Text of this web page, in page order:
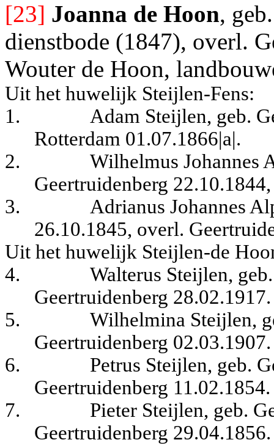
[23] Joanna de Hoon,
dienstbode (1847), overl.
Wouter de Hoon,
Uit het huwelijk Steijlen-Fens:
1.
Adam Steijlen, geb.
Rotterdam 01.07.1866|a|.
2.
Wilhelmus Johannes
Geertruidenberg
3.
Adrianus Johannes
26.10.1845, overl.
Uit het huwelijk Steijlen-de
4.
Walterus Steijlen,
Geertruidenberg 28.02.1917.
5.
Wilhelmina Steijlen,
Geertruidenberg 02.03.1907.
6.
Petrus Steijlen, geb.
Geertruidenberg 11.02.1854.
7.
Pieter Steijlen, geb.
Geertruidenberg 29.04.1856.